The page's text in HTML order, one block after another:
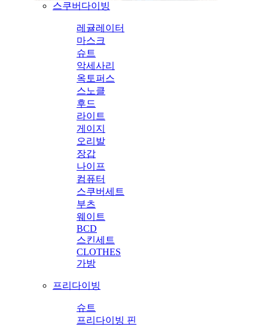
스쿠버다이빙
레귤레이터
마스크
슈트
악세사리
옥토퍼스
스노클
후드
라이트
게이지
오리발
장갑
나이프
컴퓨터
스쿠버세트
부츠
웨이트
BCD
스킨세트
CLOTHES
가방
프리다이빙
슈트
프리다이빙 핀